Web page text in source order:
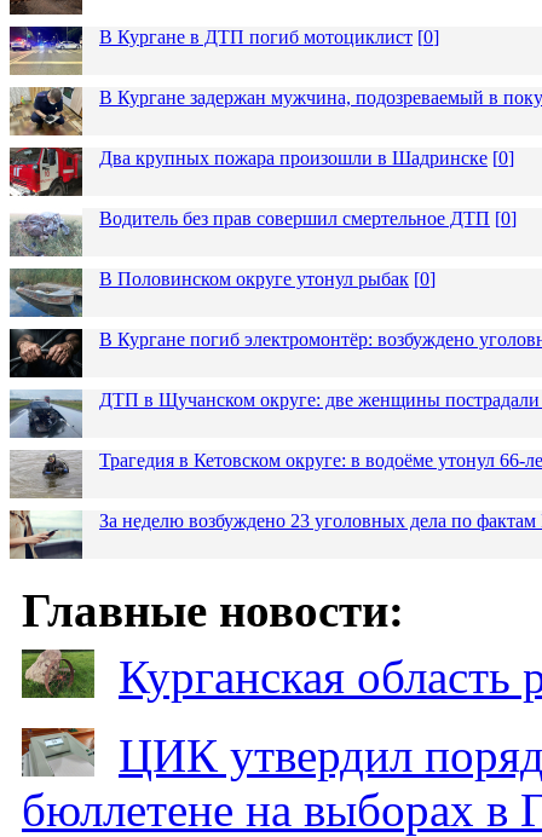
В Кургане в ДТП погиб мотоциклист [0]
В Кургане задержан мужчина, подозреваемый в
Два крупных пожара произошли в Шадринске [0]
Водитель без прав совершил смертельное ДТП [0]
В Половинском округе утонул рыбак [0]
В Кургане погиб электромонтёр: возбуждено
ДТП в Щучанском округе: две женщины пострадали
Трагедия в Кетовском округе: в водоёме утонул 66-
За неделю возбуждено 23 уголовных дела по
Главные новости:
Курганская
ЦИК утвердил
бюллетене на выборах в